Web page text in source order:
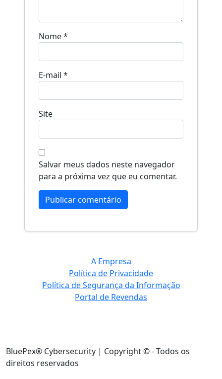
Nome*
E-mail*
Site
Salvar meus dados neste navegador
para a próxima vez que eu comentar.
A Empresa
Política de Privacidade
Política de Segurança da Informação
Portal de Revendas
BluePex® Cybersecurity | Copyright © - Todos os
direitos reservados